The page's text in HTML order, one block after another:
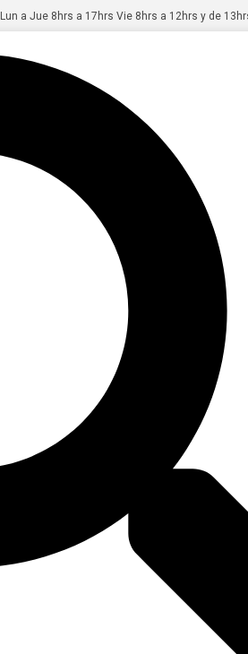
Lun a Jue 8hrs a 17hrs Vie 8hrs a 12hrs y de